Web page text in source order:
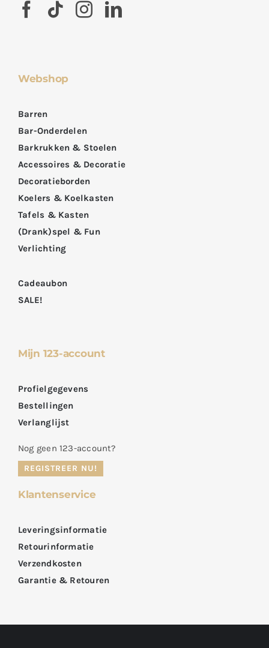
Webshop
Barren
Bar-Onderdelen
Barkrukken & Stoelen
Accessoires & Decoratie
Decoratieborden
Koelers & Koelkasten
Tafels & Kasten
(Drank)spel & Fun
Verlichting
Cadeaubon
SALE!
Mijn 123-account
Profielgegevens
Bestellingen
Verlanglijst
Nog geen 123-account?
REGISTREER NU!
Klantenservice
Leveringsinformatie
Retourinformatie
Verzendkosten
Garantie & Retouren